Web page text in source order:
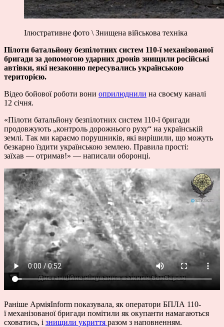
Ілюстративне фото \ Знищена військова техніка
Пілоти батальйону безпілотних систем 110-ї механізованої
бригади за допомогою ударних дронів знищили російські
автівки, які незаконно пересувались українською
територією.
Відео бойової роботи вони оприлюднили на своєму каналі
12 січня.
«Пілоти батальйону безпілотних систем 110-ї бригади
продовжують „контроль дорожнього руху“ на українській
землі. Так ми караємо порушників, які вирішили, що можуть
безкарно їздити українською землею. Правила прості:
заїхав — отримав!» — написали оборонці.
Раніше АрміяInform показувала, як оператори БПЛА 110-
ї механізованої бригади помітили як окупанти намагаються
сховатись, і знищили укриття разом з наповненням.